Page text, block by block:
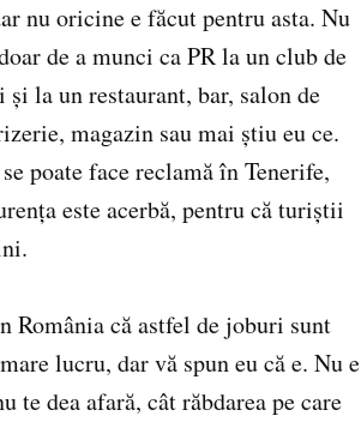
nu oricine e făcut pentru asta. Nu
de a munci ca PR la un club de
şi la un restaurant, bar, salon de
magazin sau mai ştiu eu ce.
poate face reclamă în Tenerife,
este acerbă, pentru că turiştii
România că astfel de joburi sunt
lucru, dar vă spun eu că e. Nu e
dea afară, cât răbdarea pe care